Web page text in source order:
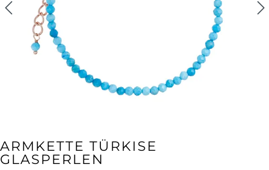
ARMKETTE TÜRKISE
GLASPERLEN